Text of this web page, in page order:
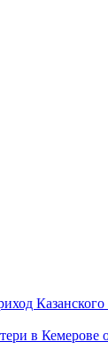
Казанского
в Кемерове